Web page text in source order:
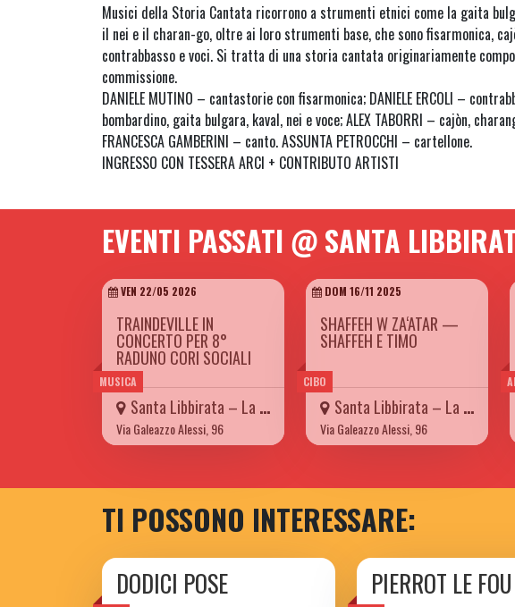
Musici della Storia Cantata ricorrono a strumenti etnici come la gaita
il nei e il charan-go, oltre ai loro strumenti base, che sono fisarmonica,
contrabbasso e voci. Si tratta di una storia cantata originariamente
commissione.
DANIELE MUTINO – cantastorie con fisarmonica; DANIELE ERCOLI –
bombardino, gaita bulgara, kaval, nei e voce; ALEX TABORRI – cajòn,
FRANCESCA GAMBERINI – canto. ASSUNTA PETROCCHI – cartellone.
INGRESSO CON TESSERA ARCI + CONTRIBUTO ARTISTI
EVENTI PASSATI @ SANTA
MUSICA
VEN 22/05 2026
TRAINDEVILLE IN
CONCERTO PER 8°
RADUNO CORI SOCIALI
Santa Libbirata – La Carretteria
Via Galeazzo Alessi, 96
CIBO
DOM 16/11 2025
SHAFFEH W ZA‘ATAR —
SHAFFEH E TIMO
Santa Libbirata – La Carretteria
Via Galeazzo Alessi, 96
TI POSSONO INTERESSARE:
DODICI POSE PIERROT LE FOU